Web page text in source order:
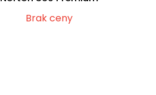
Brak ceny